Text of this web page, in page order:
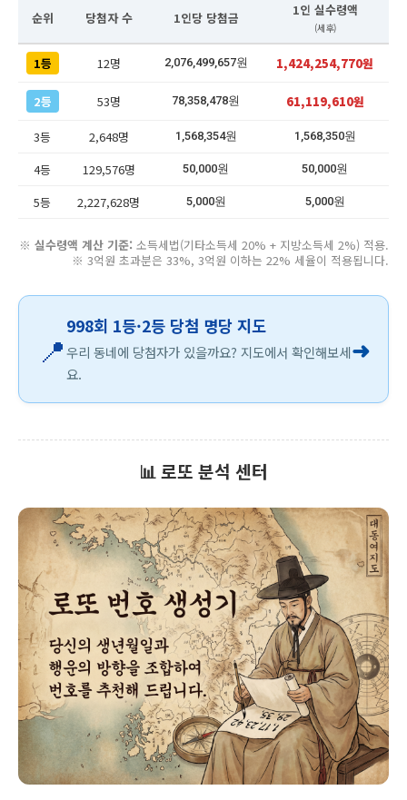
순위 당첨자 수 1인당 당첨금 1인 실수령액
(세후)
1등 12명 2,076,499,657원 1,424,254,770원
2등 53명 78,358,478원 61,119,610원
3등 2,648명 1,568,354원 1,568,350원
4등 129,576명 50,000원 50,000원
5등 2,227,628명 5,000원 5,000원
※ 실수령액 계산 기준: 소득세법(기타소득세 20% + 지방소득세 2%) 적용.
※ 3억원 초과분은 33%, 3억원 이하는 22% 세율이 적용됩니다.
📍
998회 1등·2등 당첨 명당 지도
우리 동네에 당첨자가 있을까요? 지도에서 확인해보세
요.
➜
📊 로또 분석 센터